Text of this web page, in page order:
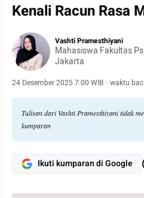
Kenali Racun Rasa
Vashti Pramesthiyani
Mahasiswa Fakultas
Jakarta
24 Desember 2025 7:00 WIB · waktu
Tulisan dari Vashti Pramesthiyani tidak
kumparan
Ikuti kumparan di Google